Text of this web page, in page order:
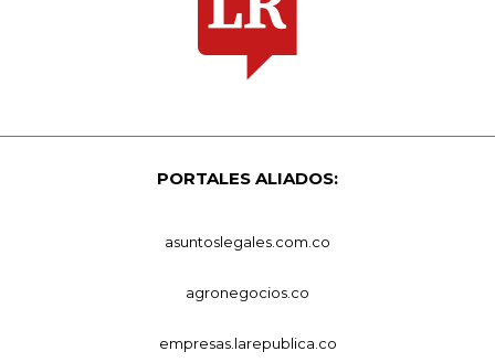
PORTALES ALIADOS:
asuntoslegales.com.co
agronegocios.co
empresas.larepublica.co